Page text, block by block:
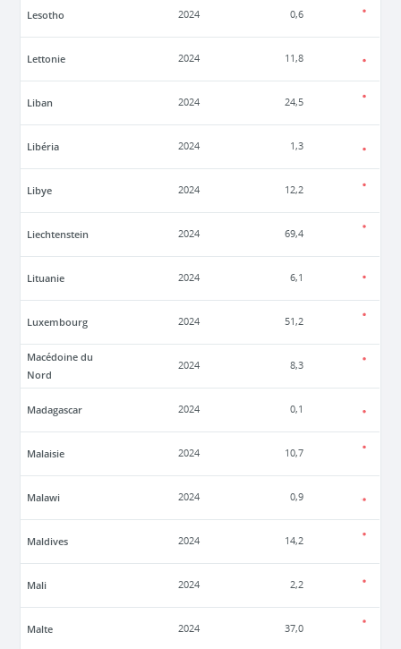
Lesotho 2024 0,6
Lettonie 2024 11,8
Liban 2024 24,5
Libéria 2024 1,3
Libye 2024 12,2
Liechtenstein 2024 69,4
Lituanie 2024 6,1
Luxembourg 2024 51,2
Macédoine du
Nord
2024 8,3
Madagascar 2024 0,1
Malaisie 2024 10,7
Malawi 2024 0,9
Maldives 2024 14,2
Mali 2024 2,2
Malte 2024 37,0